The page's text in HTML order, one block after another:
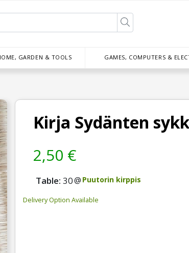
GARDEN & TOOLS GAMES, COMPUTERS &
Kirja Sydänten
2,50 €
Table: 30@ Puutorin kirppis
Delivery Option Available